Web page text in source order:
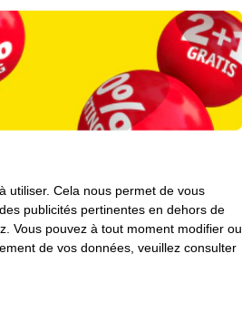
commerciale
de l’entreprise
utiliser. Cela nous permet de vous
publicités pertinentes en dehors de
Vous pouvez à tout moment modifier ou
de vos données, veuillez consulter